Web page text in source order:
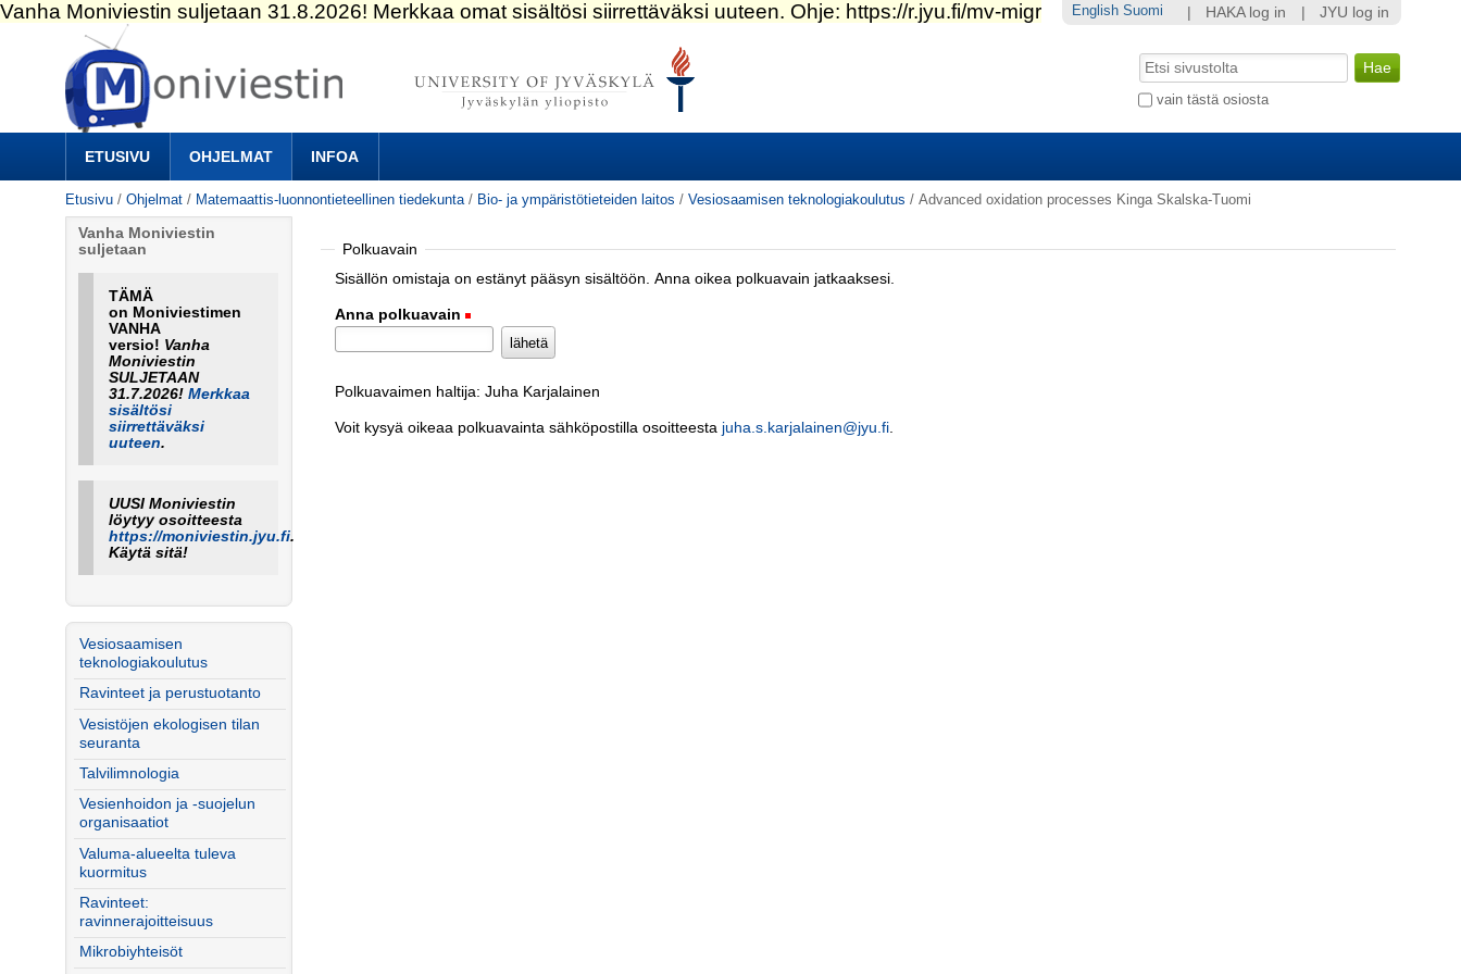
Siirry
sisältöön.
|
Siirry
navigointiin
ETUSIVU OHJELMAT INFOA
Hae
vain tästä osiosta
Laajennettu
Etusivu /Ohjelmat / Matemaattis-luonnontieteellinen tiedekunta / Bio- ja ympäristötieteiden laitos /Vesiosaamisen teknologiakoulutus /Advanced oxidation processes Kinga Skalska-Tuomi
Polkuavain
Sisällön omistaja on estänyt pääsyn sisältöön. Anna oikea polkuavain jatkaaksesi.
Anna polkuavain
Polkuavaimen haltija: Juha Karjalainen
Voit kysyä oikeaa polkuavainta sähköpostilla osoitteesta juha.s.karjalainen@jyu.fi.
Vanha Moniviestin
suljetaan
TÄMÄ
on Moniviestimen
VANHA
versio! Vanha
Moniviestin
SULJETAAN
31.7.2026! Merkkaa
sisältösi
siirrettäväksi
uuteen.
UUSI Moniviestin
löytyy osoitteesta
https://moniviestin.jyu.fi.
Käytä sitä!
Vesiosaamisen
teknologiakoulutus
Ravinteet ja perustuotanto
Vesistöjen ekologisen tilan
seuranta
Talvilimnologia
Vesienhoidon ja -suojelun
organisaatiot
Valuma-alueelta tuleva
kuormitus
Ravinteet:
ravinnerajoitteisuus
Mikrobiyhteisöt
HAKA log in JYU log in
English Suomi